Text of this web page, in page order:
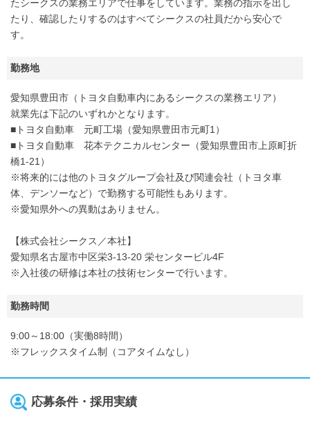
たシークスの業務エリアで仕事をしています。業務の指示を出し
たり、確認したりするのはすべてシークスの社員だから安心で
す。
勤務地
愛知県豊田市（トヨタ自動車内にあるシークスの業務エリア）
就業先は下記のいずれかとなります。
■トヨタ自動車 元町工場（愛知県豊田市元町1）
■トヨタ自動車 花本テクニカルセンター（愛知県豊田市上原町折
橋1-21）
※将来的には他のトヨタグループ会社及び関連会社（トヨタ車
体、デンソーなど）で勤務する可能性もあります。
※愛知県外への異動はありません。
【株式会社シークス／本社】
愛知県名古屋市中区栄3-13-20 栄センタービル4F
※入社後の研修は本社の技術センターで行います。
勤務時間
9:00～18:00（実働8時間）
※フレックスタイム制（コアタイムなし）
応募条件・採用実績